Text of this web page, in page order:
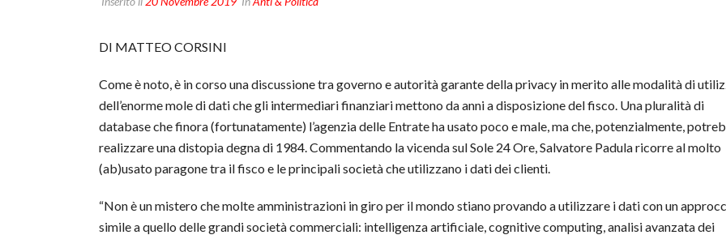
DI MATTEO CORSINI
Come è noto, è in corso una discussione tra governo e autorità garante della privacy in merito alle modalità di
dell’enorme mole di dati che gli intermediari finanziari mettono da anni a disposizione del fisco. Una pluralità di
database che finora (fortunatamente) l’agenzia delle Entrate ha usato poco e male, ma che, potenzialmente,
realizzare una distopia degna di 1984. Commentando la vicenda sul Sole 24 Ore, Salvatore Padula ricorre al molto
(ab)usato paragone tra il fisco e le principali società che utilizzano i dati dei clienti.
“Non è un mistero che molte amministrazioni in giro per il mondo stiano provando a utilizzare i dati con un
simile a quello delle grandi società commerciali: intelligenza artificiale, cognitive computing, analisi avanzata dei